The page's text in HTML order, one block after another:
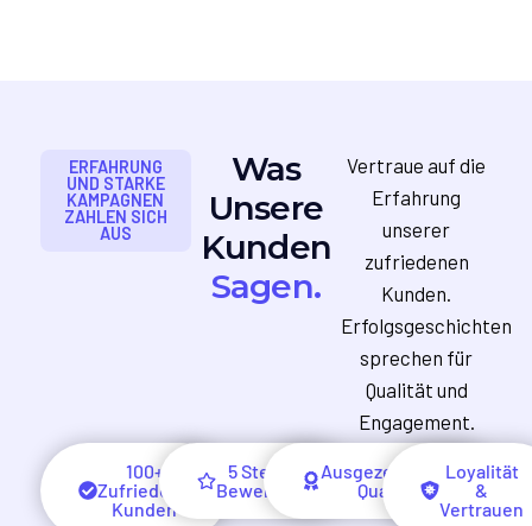
ERFAHRUNG
UND STARKE
KAMPAGNEN
ZAHLEN SICH
AUS
Was
Unsere
Kunden
Sagen.
Vertraue auf die
Erfahrung
unserer
zufriedenen
Kunden.
Erfolgsgeschichten
sprechen für
Qualität und
Engagement.
100+
Zufriedene
Kunden
5 Sterne
Bewertung
Ausgezeichnete
Qualität
Loyalität
&
Vertrauen